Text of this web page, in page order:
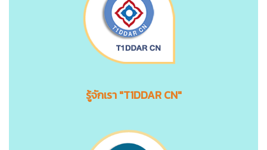
รู้จักเรา "T1DDAR CN"